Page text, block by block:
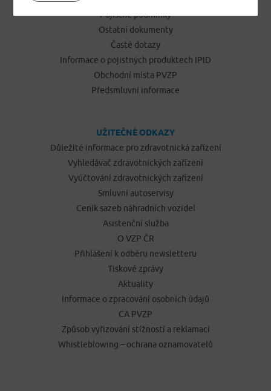
Pojistné podmínky
Ostatní dokumenty
Časté dotazy
Informace o pojistných produktech IPID
Obchodní místa PVZP
Předsmluvní informace
UŽITEČNÉ ODKAZY
Důležité informace pro zdravotnická zařízení
Vyhledávač zdravotnických zařízení
Vyúčtování zdravotnických zařízení
Smluvní autoservisy
Ceník sazeb náhradních vozidel
Asistenční služba
O VZP ČR
Přihlášení k odběru newsletteru
Tiskové zprávy
Aktuality
Informace o zpracování osobních údajů
CA PVZP
Způsob vyřizování stížností a reklamací
Whistleblowing – ochrana oznamovatelů